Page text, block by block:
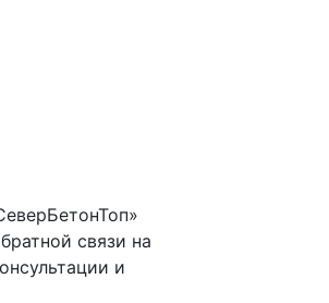
связи на
и